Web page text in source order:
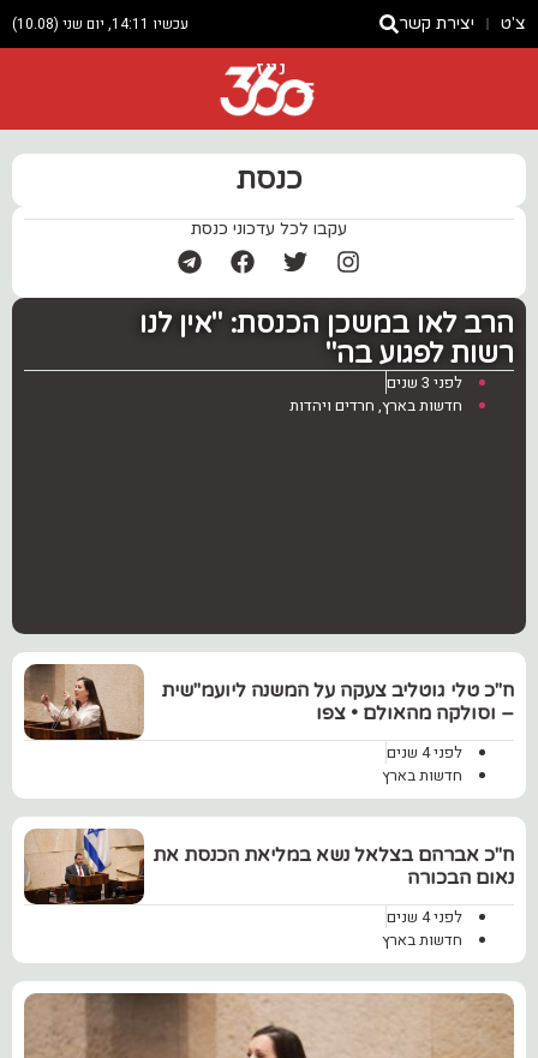
צ'ט יצירת קשר עכשיו 14:11, יום שני (10.08)
ניוז
כנסת
עקבו לכל עדכוני כנסת
הרב לאו במשכן הכנסת: "אין לנו
רשות לפגוע בה"
לפני 3 שנים
חדשות בארץ, חרדים ויהדות
ח"כ טלי גוטליב צעקה על המשנה ליועמ"שית
– וסולקה מהאולם • צפו
לפני 4 שנים
חדשות בארץ
ח"כ אברהם בצלאל נשא במליאת הכנסת את
נאום הבכורה
לפני 4 שנים
חדשות בארץ